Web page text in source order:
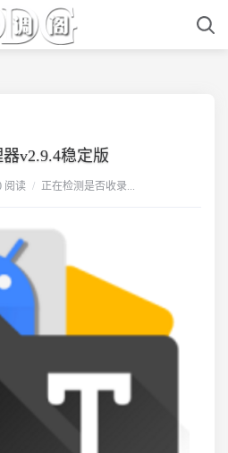
v2.9.4稳定版
阅读 / 正在检测是否收录...